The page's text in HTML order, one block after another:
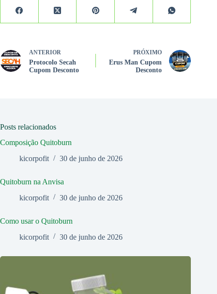
ANTERIOR
Protocolo Secah
Cupom Desconto
PRÓXIMO
Erus Man Cupom
Desconto
Posts relacionados
Composição Quitoburn
kicorpofit
30 de junho de 2026
Quitoburn na Anvisa
kicorpofit
30 de junho de 2026
Como usar o Quitoburn
kicorpofit
30 de junho de 2026